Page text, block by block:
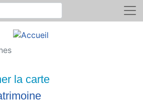
site